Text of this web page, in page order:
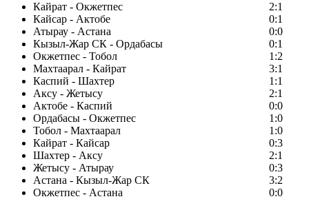
Кайрат - Окжетпес
2:1
Кайсар - Актобе
0:1
Атырау - Астана
0:0
Кызыл-Жар СК - Ордабасы
0:1
Окжетпес - Тобол
1:2
Махтаарал - Кайрат
3:1
Каспий - Шахтер
1:1
Аксу - Жетысу
2:1
Актобе - Каспий
0:0
Ордабасы - Окжетпес
1:0
Тобол - Махтаарал
1:0
Кайрат - Кайсар
0:3
Шахтер - Аксу
2:1
Жетысу - Атырау
0:3
Астана - Кызыл-Жар СК
3:2
Окжетпес - Астана
0:0